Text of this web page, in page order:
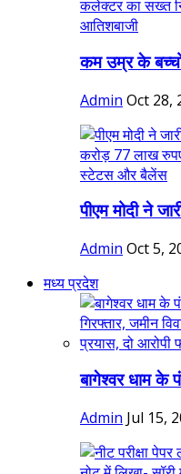
कम उम्र के
Admin Oct 28,
पीएम मोदी ने
Admin Oct 5,
मध्य प्रदेश
बागेश्वर धाम के
Admin Jul 15,